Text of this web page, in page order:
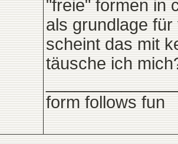
"freie" formen in
als grundlage
scheint das mit
täusche ich
form follows fun